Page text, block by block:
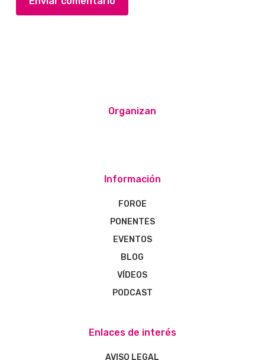
Organizan
Información
FOROE
PONENTES
EVENTOS
BLOG
VÍDEOS
PODCAST
Enlaces de interés
AVISO LEGAL